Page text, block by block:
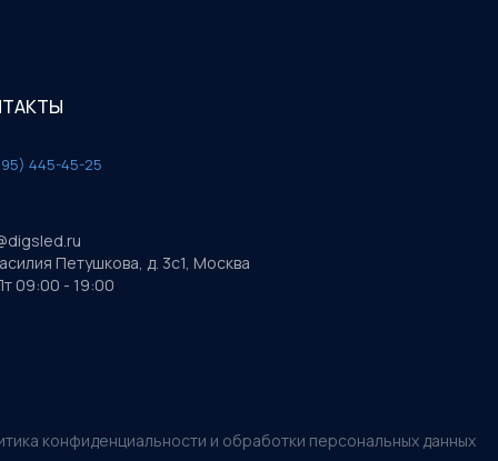
445-45-25
Петушкова, д. 3с1, Москва
09:00 - 19:00
конфиденциальности и обработки персональных данных